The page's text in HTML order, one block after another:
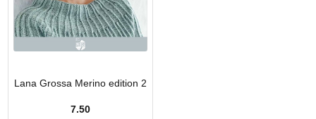
Lana Grossa Merino edition 2
7.50